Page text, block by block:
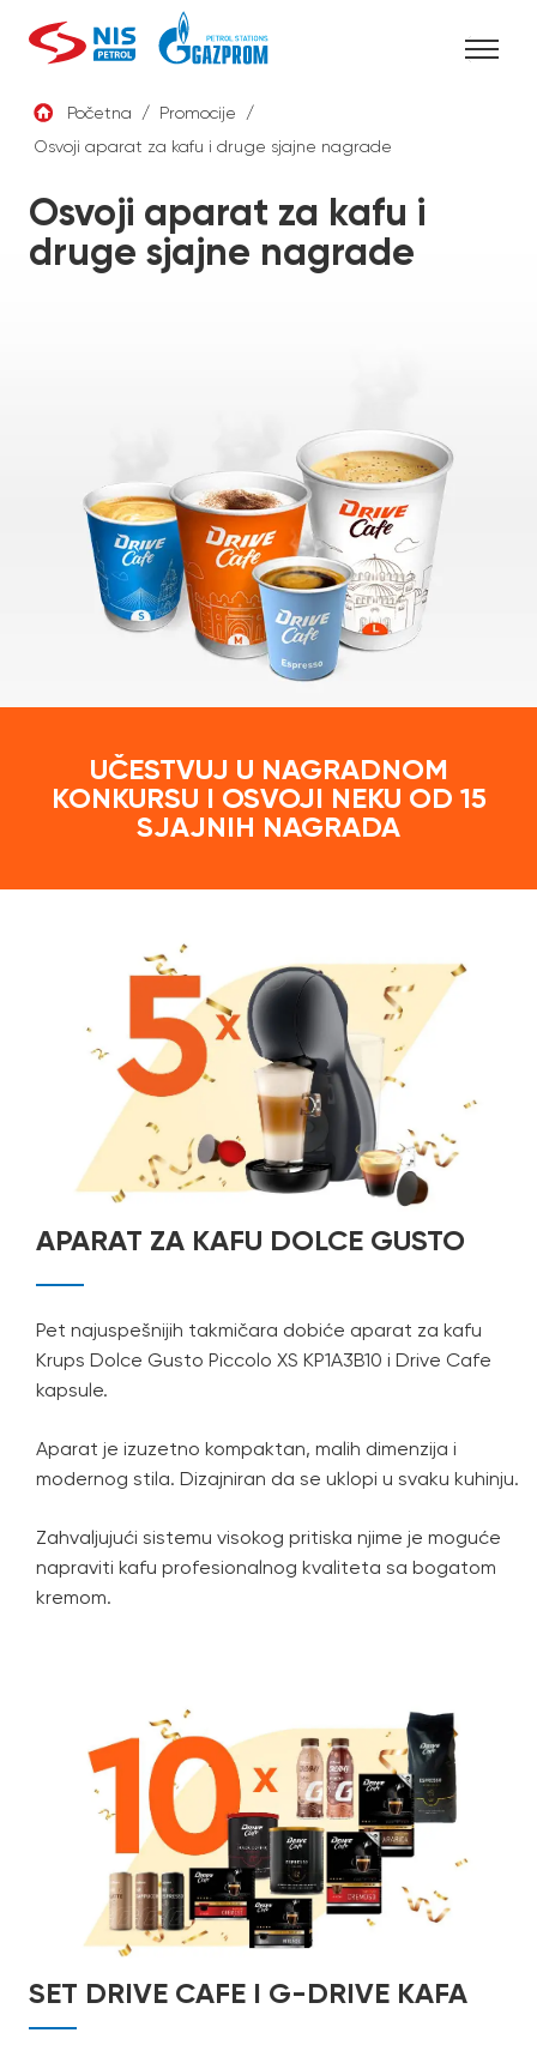
content
Početna / Promocije
/
Osvoji aparat za kafu i druge sjajne nagrade
Osvoji aparat za kafu i
druge sjajne nagrade
UČESTVUJ U NAGRADNOM
KONKURSU I OSVOJI NEKU OD 15
SJAJNIH NAGRADA
APARAT ZA KAFU DOLCE GUSTO
Pet najuspešnijih takmičara dobiće aparat za kafu
Krups Dolce Gusto Piccolo XS KP1A3B10 i Drive Cafe
kapsule.
Aparat je izuzetno kompaktan, malih dimenzija i
modernog stila. Dizajniran da se uklopi u svaku kuhinju.
Zahvaljujući sistemu visokog pritiska njime je moguće
napraviti kafu profesionalnog kvaliteta sa bogatom
kremom.
SET DRIVE CAFE I G-DRIVE KAFA